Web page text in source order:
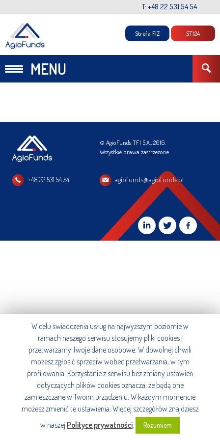
T: +48 22 531 54 54
MENU
Strefa FIZ STI24
© AgioFunds TFI S.A., 2016.
Wszystkie prawa zastrzeżone.
+48 22 531 54 54 agiofunds@agiofunds.pl
W celu świadczenia usług na najwyższym poziomie w
ramach naszego serwisu stosujemy pliki cookies i
przetwarzamy Twoje dane osobowe. W dowolnej chwili
możesz zgłosić sprzeciw wobec przetwarzania, w tym
profilowania. Korzystanie z serwisu bez zmiany ustawień
dotyczących plików cookies oznacza, że będą one
zamieszczane w Twoim urządzeniu. W każdym momencie
możesz zmienić te ustawienia. Więcej szczegółów znajdziesz
w naszej Polityce prywatności. Rozumiem